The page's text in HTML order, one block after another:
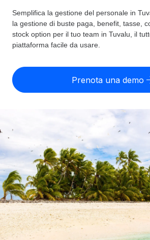
Global Payroll
Gestisci il payroll a norma, in tutta
Employer of Record
Contractor Management
Chiedi a un esperto
Affidati agli esperti per la gestione
compliance globale
COPERTURA GLOBALE
Ricerca paesi
Trova i servizi di supporto all’impiego
Confronta Remote
Scopri come ci confrontiamo con gli
DIVENTA NOSTRO PARTNER
Partner tecnologici strategici
Integra l'HR globale nella tua
flessibile
CASE STUDIES
Tariffe
English
Français
Deutsch
Español
Italiano
Português (Portugal)
Login
Semplifica la gestione del personale in
la gestione di buste paga, benefit, tasse,
stock option per il tuo team in Tuvalu, il
piattaforma facile da usare.
Prenota una demo